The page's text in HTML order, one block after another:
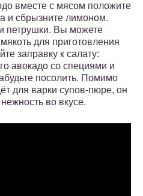
вместе с мясом положите
и сбрызните лимоном.
петрушки. Вы можете
для приготовления
заправку к салату:
авокадо со специями и
посолить. Помимо
для варки супов-пюре, он
во вкусе.